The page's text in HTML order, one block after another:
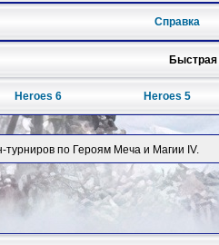
Справка
Heroes 6 Heroes 5
по Героям Меча и Магии IV.